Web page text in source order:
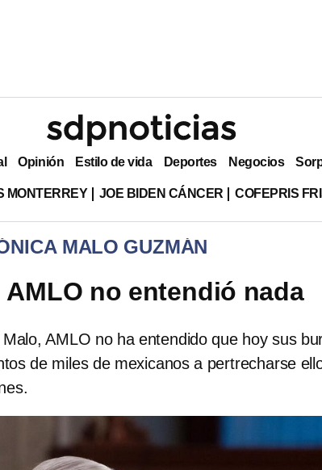
Opinión Estilo de vida Deportes Negocios
MONTERREY JOE BIDEN CÁNCER COFEPRIS
MALO GUZMÁN
AMLO no entendió nada
AMLO no ha entendido que hoy sus
de miles de mexicanos a pertrecharse